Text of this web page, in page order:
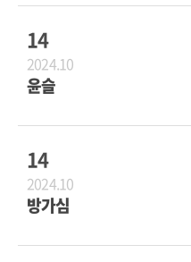
14
2024.10
윤슬
14
2024.10
방가심